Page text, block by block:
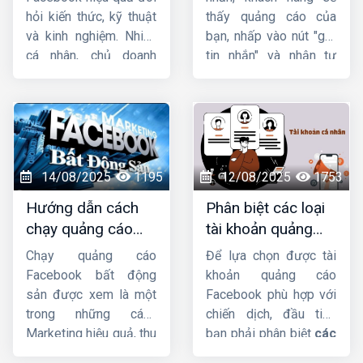
cần điều chỉnh thủ
công, và đâu là những
“điểm vàng” phù hợp
chạy quảng cáo
group facebook chi
tiết hiệu quả.
tốt
hỏi kiến thức, kỹ thuật
và kinh nghiệm. Nhiều
cá nhân, chủ doanh
do chưa hiểu rõ cách
thiết lập, quản lý ngân
sách và tối ưu chiến
dịch. Nếu chưa vững về
Facebook Ads, thuê
chạy quảng cáo
Facebook sẽ giúp tiết
kiệm thời gian, tối ưu
chi phí và đạt kết quả
tốt hơn.
thấy quảng cáo của
bạn, nhấp vào nút "gửi
tin nhắn" và nhận tư
bài viết này,
HIG
sẽhướng dẫn
chạy quảng cáo tin
nhắn facebookchi
tiết nhé !
14/08/2025 1195
Hướng dẫn cách
chạy quảng cáo
BĐS trên facebook
hiệu quả nhất
Chạy quảng cáo
Facebook bất động
sản được xem là một
trong những cách
Marketing hiệu quả, thu
12/08/2025 1753
Phân biệt các loại
tài khoản quảng
cáo facebook hiện
nay
Để lựa chọn được tài
khoản quảng cáo
Facebook phù hợp với
chiến dịch, đầu tiên
bạn phải phân biệt các